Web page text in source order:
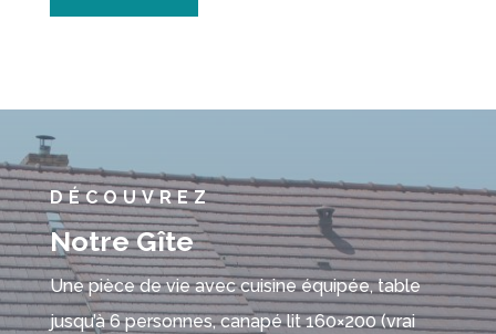
DÉCOUVREZ
Notre Gîte
Une pièce de vie avec cuisine équipée, table
jusqu’à 6 personnes, canapé lit 160×200 (vrai